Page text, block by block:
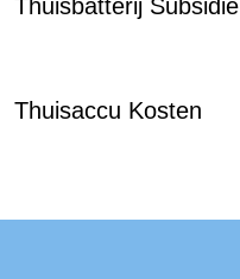
Thuisbatterij Subsidie
Thuisaccu Kosten